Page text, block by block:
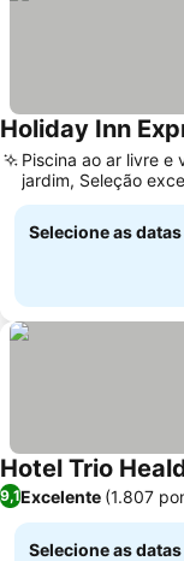
Holiday Inn
Piscina ao ar livre e
jardim, Seleção
da manhã
Selecione as
Hotel Trio
9,1Excelente (1.807
Selecione as